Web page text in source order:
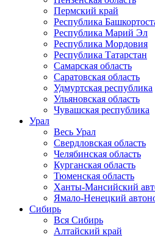
Пермский край
Республика
Республика Марий Эл
Республика Мордовия
Республика Татарстан
Самарская область
Саратовская область
Удмуртская республика
Ульяновская область
Чувашская республика
Урал
Весь Урал
Свердловская область
Челябинская область
Курганская область
Тюменская область
Ханты-Мансийский
Ямало-Ненецкий
Сибирь
Вся Сибирь
Алтайский край